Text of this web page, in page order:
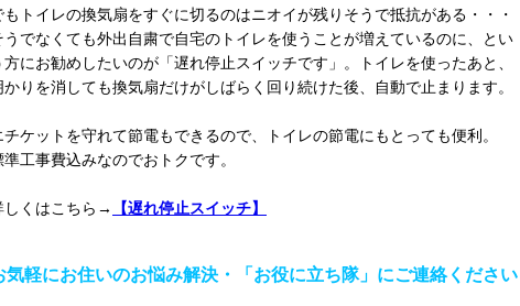
もトイレの換気扇をすぐに切るのはニオイが残りそうで抵抗がある・・・
うでなくても外出自粛で自宅のトイレを使うことが増えているのに、とい
方にお勧めしたいのが「遅れ停止スイッチです」。トイレを使ったあと、
かりを消しても換気扇だけがしばらく回り続けた後、自動で止まります。
チケットを守れて節電もできるので、トイレの節電にもとっても便利。
準工事費込みなのでおトクです。
しくはこちら→ 【遅れ停止スイッチ】
気軽にお住いのお悩み解決・「お役に立ち隊」にご連絡ください